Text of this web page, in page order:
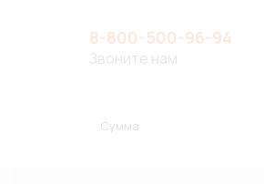
8-800-500-96-94
Звоните нам
Сумма